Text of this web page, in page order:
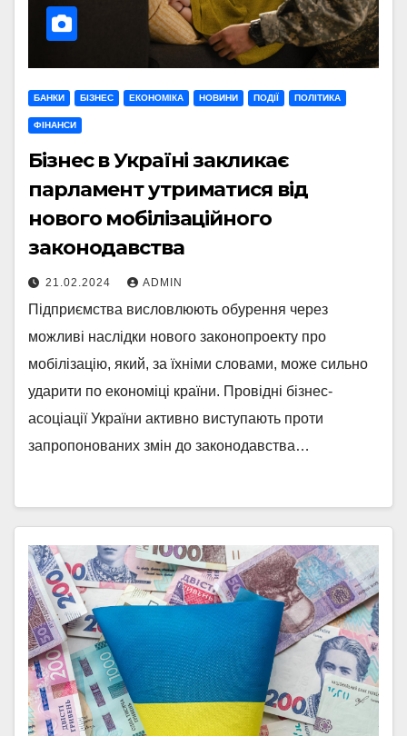
БАНКИ БІЗНЕС ЕКОНОМІКА НОВИНИ ПОДІЇ ПОЛІТИКА
ФІНАНСИ
Бізнес в Україні закликає
парламент утриматися від
нового мобілізаційного
законодавства
21.02.2024 ADMIN
Підприємства висловлюють обурення через
можливі наслідки нового законопроекту про
мобілізацію, який, за їхніми словами, може сильно
ударити по економіці країни. Провідні бізнес-
асоціації України активно виступають проти
запропонованих змін до законодавства…